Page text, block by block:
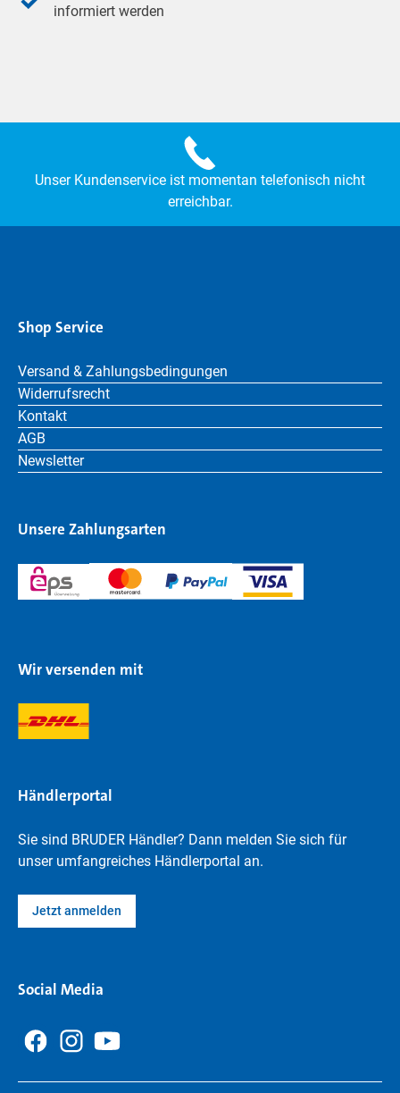
informiert werden
Unser Kundenservice ist momentan telefonisch nicht
erreichbar.
Shop Service
Versand & Zahlungsbedingungen
Widerrufsrecht
Kontakt
AGB
Newsletter
Unsere Zahlungsarten
Wir versenden mit
Händlerportal
Sie sind BRUDER Händler? Dann melden Sie sich für
unser umfangreiches Händlerportal an.
Jetzt anmelden
Social Media